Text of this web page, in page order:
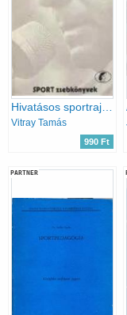
Vitray Tamás
990 Ft
PARTNER